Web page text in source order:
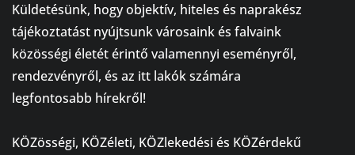
Küldetésünk, hogy objektív, hiteles és naprakész
tájékoztatást nyújtsunk városaink és falvaink
közösségi életét érintő valamennyi eseményről,
rendezvényről, és az itt lakók számára
legfontosabb hírekről!
KÖZösségi, KÖZéleti, KÖZlekedési és KÖZérdekű